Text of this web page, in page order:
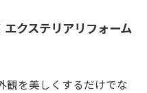
クステリアリフォーム
観を美しくするだけでな